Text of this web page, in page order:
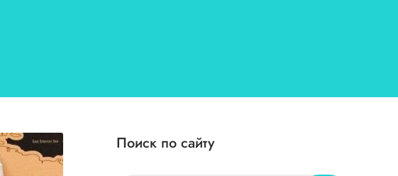
Поиск по сайту